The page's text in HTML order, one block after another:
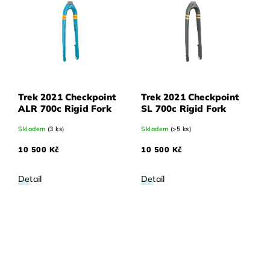
Trek 2021 Checkpoint
ALR 700c Rigid Fork
Skladem (3 ks)
10 500 Kč
Detail
Trek 2021 Checkpoint
SL 700c Rigid Fork
Skladem (>5 ks)
10 500 Kč
Detail